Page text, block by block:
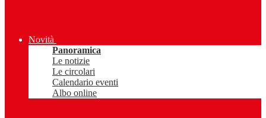
Novità
Panoramica
Le notizie
Le circolari
Calendario eventi
Albo online